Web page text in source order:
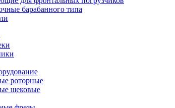
барабанного типа
роторные
щековые